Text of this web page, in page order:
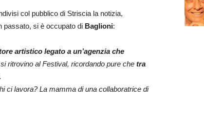
col pubblico di Striscia la notizia,
passato, si è occupato di Baglioni:
artistico legato a un’agenzia che
ritrovino al Festival, ricordando pure che tra
.
ci lavora? La mamma di una collaboratrice di